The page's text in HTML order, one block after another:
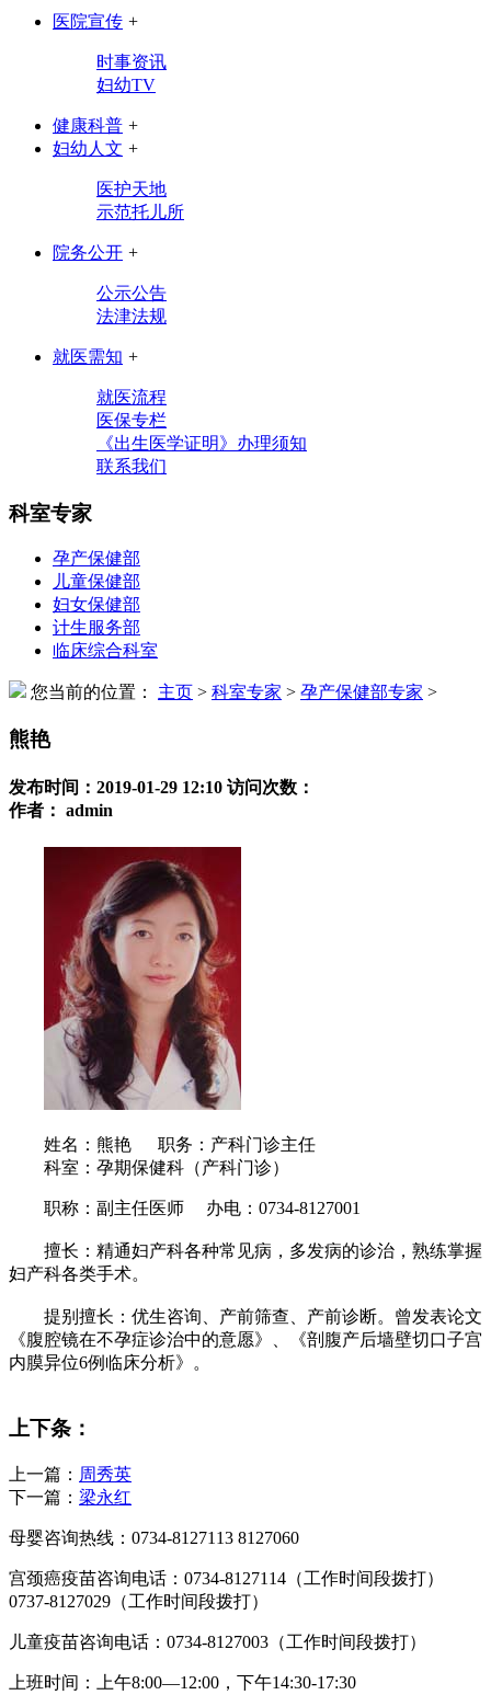
医院宣传 +
时事资讯
妇幼TV
健康科普 +
妇幼人文 +
医护天地
示范托儿所
院务公开 +
公示公告
法津法规
就医需知 +
就医流程
医保专栏
《出生医学证明》办理须知
联系我们
科室专家
孕产保健部
儿童保健部
妇女保健部
计生服务部
临床综合科室
您当前的位置： 主页 > 科室专家 > 孕产保健部专家 >
熊艳
发布时间：2019-01-29 12:10 访问次数：
作者： admin
姓名：熊艳 职务：产科门诊主任
科室：孕期保健科（产科门诊）
职称：副主任医师 办电：0734-8127001
擅长：精通妇产科各种常见病，多发病的诊治，熟练掌握
妇产科各类手术。
提别擅长：优生咨询、产前筛查、产前诊断。曾发表论文
《腹腔镜在不孕症诊治中的意愿》、《剖腹产后墙壁切口子宫
内膜异位6例临床分析》。
上下条：
上一篇： 周秀英
下一篇： 梁永红
母婴咨询热线：0734-8127113 8127060
宫颈癌疫苗咨询电话：0734-8127114（工作时间段拨打）
0737-8127029（工作时间段拨打）
儿童疫苗咨询电话：0734-8127003（工作时间段拨打）
上班时间：上午8:00—12:00，下午14:30-17:30